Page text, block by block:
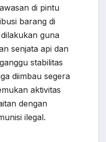
di pintu
barang di
guna
senjata api dan
stabilitas
diimbau segera
aktivitas
dengan
ilegal.